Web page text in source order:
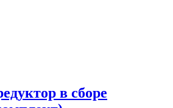
в сборе